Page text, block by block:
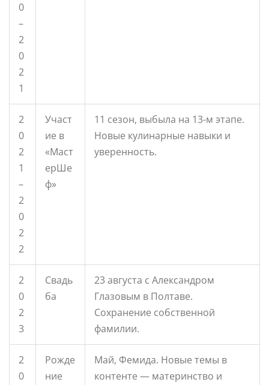
0
–
2
0
2
1
2
0
2
1
–
2
0
2
2
Участ
ие в
«Маст
ерШе
ф»
11 сезон, выбыла на 13-м этапе.
Новые кулинарные навыки и
уверенность.
2
0
2
3
Свадь
ба
23 августа с Александром
Глазовым в Полтаве.
Сохранение собственной
фамилии.
2
0
Рожде
ние
Май, Фемида. Новые темы в
контенте — материнство и